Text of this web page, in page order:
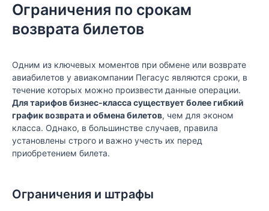
Ограничения по срокам
возврата билетов
Одним из ключевых моментов при обмене или возврате
авиабилетов у авиакомпании Пегасус являются сроки, в
течение которых можно произвести данные операции.
Для тарифов бизнес-класса существует более гибкий
график возврата и обмена билетов, чем для эконом
класса. Однако, в большинстве случаев, правила
установлены строго и важно учесть их перед
приобретением билета.
Ограничения и штрафы